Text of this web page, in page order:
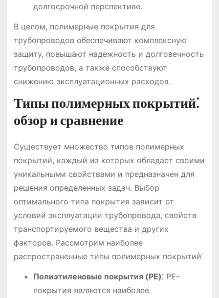
долгосрочной перспективе.
В целом, полимерные покрытия для
трубопроводов обеспечивают комплексную
защиту, повышают надежность и долговечность
трубопроводов, а также способствуют
снижению эксплуатационных расходов.
Типы полимерных покрытий⁚
обзор и сравнение
Существует множество типов полимерных
покрытий, каждый из которых обладает своими
уникальными свойствами и предназначен для
решения определенных задач. Выбор
оптимального типа покрытия зависит от
условий эксплуатации трубопровода, свойств
транспортируемого вещества и других
факторов. Рассмотрим наиболее
распространенные типы полимерных покрытий⁚
Полиэтиленовые покрытия (PE)⁚PE-
покрытия являются наиболее